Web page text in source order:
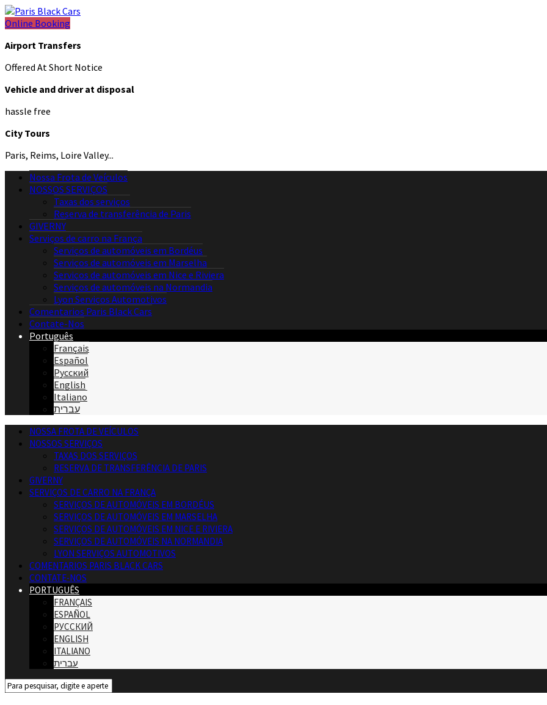
Online Booking
Airport Transfers
Offered At Short Notice
Vehicle and driver at disposal
hassle free
City Tours
Paris, Reims, Loire Valley...
Nossa Frota de Veículos
NOSSOS SERVIÇOS
Taxas dos serviços
Reserva de transferência de Paris
GIVERNY
Serviços de carro na França
Serviços de automóveis em Bordéus
Serviços de automóveis em Marselha
Serviços de automóveis em Nice e Riviera
Serviços de automóveis na Normandia
Lyon Serviços Automotivos
Comentarios Paris Black Cars
Contate-Nos
Português
Français
Español
Русский
English
Italiano
עברית
NOSSA FROTA DE VEÍCULOS
NOSSOS SERVIÇOS
TAXAS DOS SERVIÇOS
RESERVA DE TRANSFERÊNCIA DE PARIS
GIVERNY
SERVIÇOS DE CARRO NA FRANÇA
SERVIÇOS DE AUTOMÓVEIS EM BORDÉUS
SERVIÇOS DE AUTOMÓVEIS EM MARSELHA
SERVIÇOS DE AUTOMÓVEIS EM NICE E RIVIERA
SERVIÇOS DE AUTOMÓVEIS NA NORMANDIA
LYON SERVIÇOS AUTOMOTIVOS
COMENTARIOS PARIS BLACK CARS
CONTATE-NOS
PORTUGUÊS
FRANÇAIS
ESPAÑOL
РУССКИЙ
ENGLISH
ITALIANO
עברית